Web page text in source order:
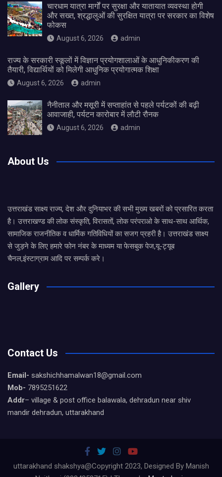
चारधाम यात्रा मार्गों पर सुरक्षा और यातायात व्यवस्था होगी
और सख्त, श्रद्धालुओं की सुरक्षित यात्रा पर सरकार का विशेष
फोकस
August 6, 2026 admin
राज्य के सरकारी स्कूलों में विज्ञान प्रयोगशालाओं के आधुनिकीकरण की
तैयारी, विद्यार्थियों को मिलेगी आधुनिक प्रयोगात्मक शिक्षा
August 6, 2026 admin
नैनीताल और मसूरी में सप्ताहांत से पहले पर्यटकों की बढ़ी
आवाजाही, पर्यटन कारोबार में लौटी रौनक
August 6, 2026 admin
About Us
उत्तराखंड साक्ष्य राज्य, देश और दुनियाभर की सभी मुख्य खबरों को प्रसारित करता
है। उत्तराखण्ड की लोक संस्कृति, विरासतों, लोक परंपराओ के साथ-साथ आर्थिक,
सामाजिक राजनीतिक व धार्मिक गतिविधियों का सजग प्रहरी है। उत्तराखंड साक्ष्य
से जुड़ने के लिए हमारे फोन नंबर के माध्यम या फेसबुक पेज,यू-ट्यूब
चैनल,इंस्टाग्राम आदि पर सम्पर्क करे।
Gallery
Contact Us
Email- sakshichhamalwan18@gmail.com
Mob- 7895251622
Addr– village & post office balawala, dehradun near shiv
mandir dehradun, uttarakhand
uttarakhand shakshya@Copyright 2023, Designed By Manish